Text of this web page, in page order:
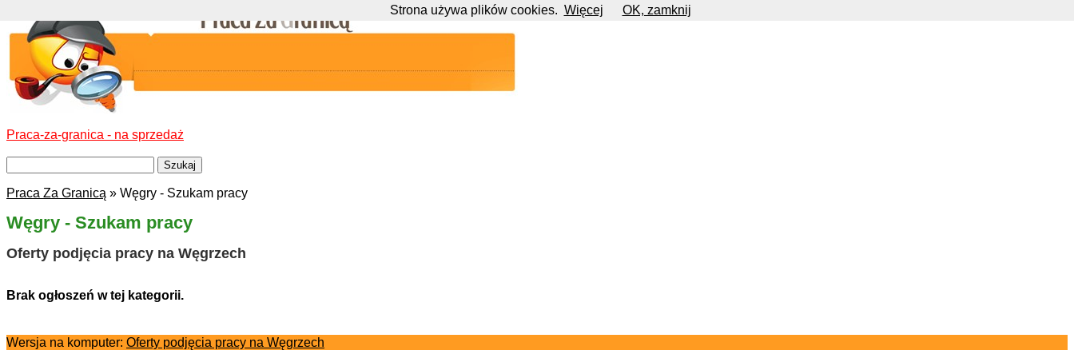
Praca-za-granica - na sprzedaż
Praca Za Granicą » Węgry - Szukam pracy
Węgry - Szukam pracy
Oferty podjęcia pracy na Węgrzech
Brak ogłoszeń w tej kategorii.
Wersja na komputer: Oferty podjęcia pracy na Węgrzech
Strona używa plików cookies. Więcej OK, zamknij